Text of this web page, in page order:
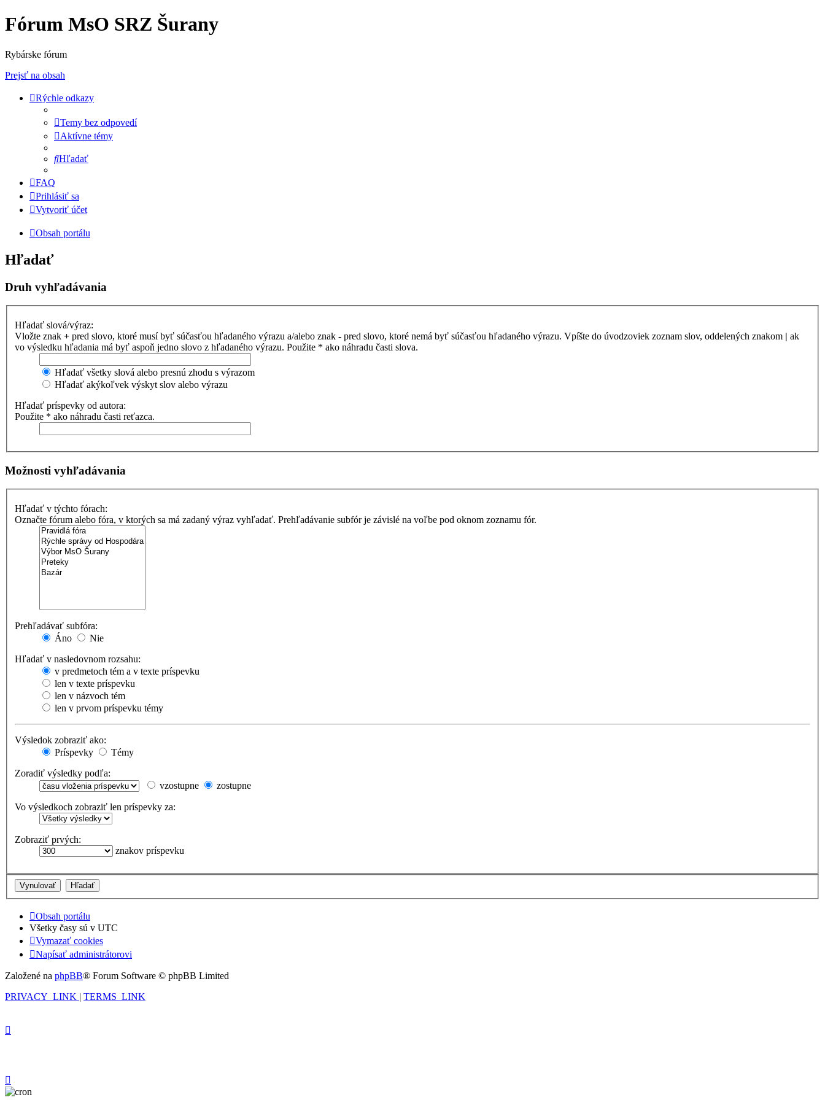
Fórum MsO SRZ Šurany
Rybárske fórum
Prejsť na obsah
Rýchle odkazy
Temy bez odpovedí
Aktívne témy
Hľadať
FAQ
Prihlásiť sa
Vytvoriť účet
Obsah portálu
Hľadať
Druh vyhľadávania
Hľadať slová/výraz:
Vložte znak + pred slovo, ktoré musí byť súčasťou hľadaného výrazu a/alebo znak - pred slovo, ktoré nemá byť súčasťou hľadaného výrazu. Vpíšte do úvodzoviek zoznam slov, oddelených znakom | ak
vo výsledku hľadania má byť aspoň jedno slovo z hľadaného výrazu. Použite * ako náhradu časti slova.
Hľadať všetky slová alebo presnú zhodu s výrazom
Hľadať akýkoľvek výskyt slov alebo výrazu
Hľadať príspevky od autora:
Použite * ako náhradu časti reťazca.
Možnosti vyhľadávania
Hľadať v týchto fórach:
Označte fórum alebo fóra, v ktorých sa má zadaný výraz vyhľadať. Prehľadávanie subfór je závislé na voľbe pod oknom zoznamu fór.
Prehľadávať subfóra:
Áno
Nie
Hľadať v nasledovnom rozsahu:
v predmetoch tém a v texte príspevku
len v texte príspevku
len v názvoch tém
len v prvom príspevku témy
Výsledok zobraziť ako:
Príspevky
Témy
Zoradiť výsledky podľa:
vzostupne
zostupne
Vo výsledkoch zobraziť len príspevky za:
Zobraziť prvých:
znakov príspevku
Obsah portálu
Všetky časy sú v UTC
Vymazať cookies
Napísať administrátorovi
Založené na phpBB® Forum Software © phpBB Limited
PRIVACY_LINK | TERMS_LINK